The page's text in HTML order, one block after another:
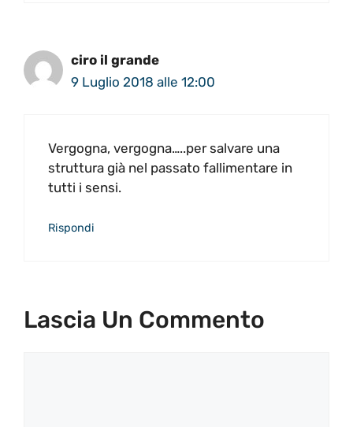
ciro il grande
9 Luglio 2018 alle 12:00
Vergogna, vergogna…..per salvare una
struttura già nel passato fallimentare in
tutti i sensi.
Rispondi
Lascia Un Commento